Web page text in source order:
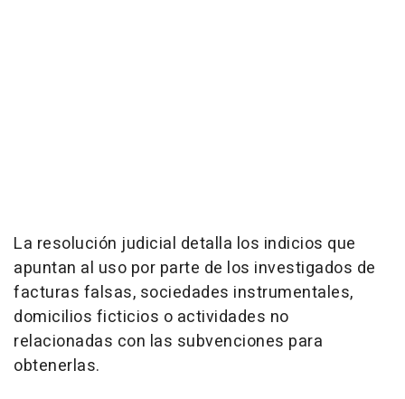
La resolución judicial detalla los indicios que
apuntan al uso por parte de los investigados de
facturas falsas, sociedades instrumentales,
domicilios ficticios o actividades no
relacionadas con las subvenciones para
obtenerlas.